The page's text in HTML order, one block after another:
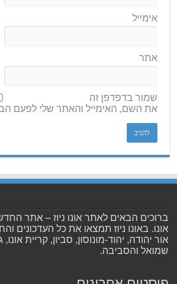
אימייל
אתר
שמור בדפדפן זה
את השם, האימייל והאתר שלי לפעם
ברוכים הבאים לאתר אונו ניוז – אתר
אונו. באונו ניוז תמצאו את כל העדכונים
אור יהודה, יהוד-מונוסון, סביון, קריית
שמואל והסביבה.